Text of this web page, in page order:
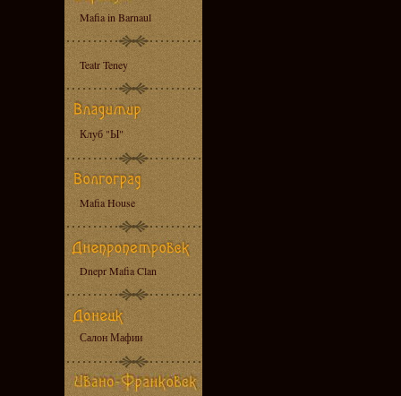
Mafia in Barnaul
Teatr Teney
Клуб "Ы"
Mafia House
Dnepr Mafia Clan
Салон Мафии